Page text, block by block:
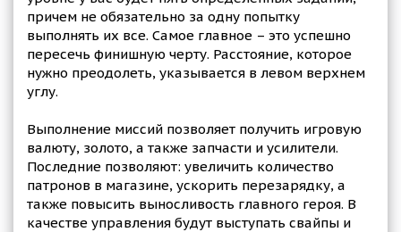
причем не обязательно за одну попытку
выполнять их все. Самое главное – это успешно
пересечь финишную черту. Расстояние, которое
нужно преодолеть, указывается в левом верхнем
углу.
Выполнение миссий позволяет получить игровую
валюту, золото, а также запчасти и усилители.
Последние позволяют: увеличить количество
патронов в магазине, ускорить перезарядку, а
также повысить выносливость главного героя. В
качестве управления будут выступать свайпы и